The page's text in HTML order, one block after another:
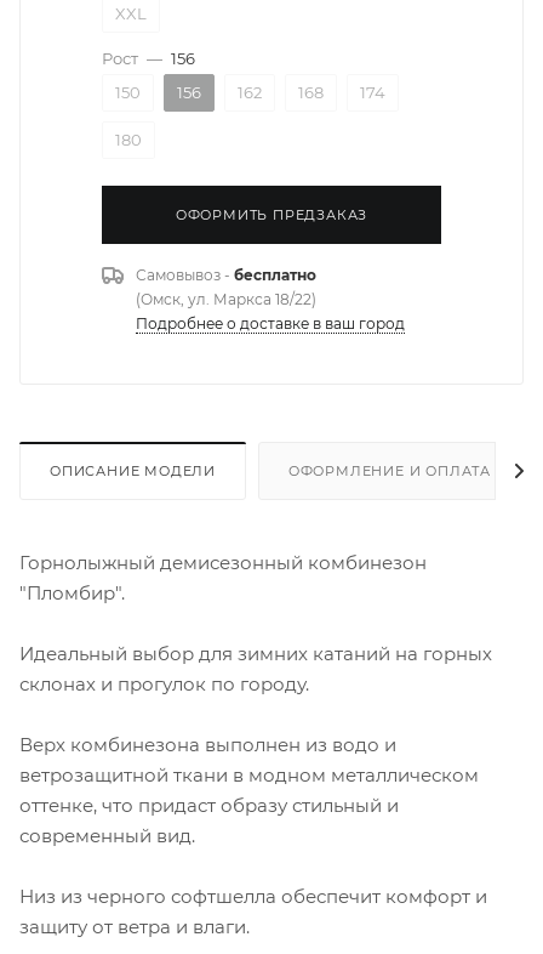
XXL
Рост — 156
150
156 162 168 174
180
ОФОРМИТЬ ПРЕДЗАКАЗ
Самовывоз - бесплатно
(Омск, ул. Маркса 18/22)
Подробнее о доставке в ваш город
ОПИСАНИЕ МОДЕЛИ ОФОРМЛЕНИЕ И ОПЛАТА
Горнолыжный демисезонный комбинезон
"Пломбир".
Идеальный выбор для зимних катаний на горных
склонах и прогулок по городу.
Верх комбинезона выполнен из водо и
ветрозащитной ткани в модном металлическом
оттенке, что придаст образу стильный и
современный вид.
Низ из черного софтшелла обеспечит комфорт и
защиту от ветра и влаги.